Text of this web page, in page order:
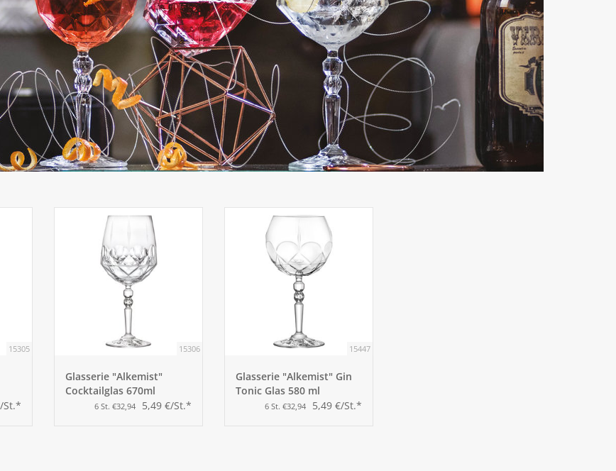
15305
St.*
15306
Glasserie "Alkemist"
Cocktailglas 670ml
6 St. €32,94 5,49 €/St.*
15447
Glasserie "Alkemist" Gin
Tonic Glas 580 ml
6 St. €32,94 5,49 €/St.*